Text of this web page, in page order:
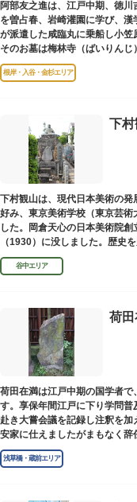
阿部友之進は、江戸中期、徳
を曽占春、岩崎灌園に学び、
が派遣した咸臨丸に乗船し小笠
そのお墓は梅林寺（ばいりん
年指定)。
根岸・入谷・金杉エリア
下
下村観山は、現代日本美術の
好み、東京美術学校（東京芸
した。岡倉天心の日本美術院
（1930）に没しました。歴史
表作です。お墓は安立寺（あん
谷中エリア
荷
荷田在満は江戸中期の国学者
す。享保年間江戸に下り学問
赴き大嘗会議を記録し注釈を
安家に仕えましたがまもなく
した。お墓は金竜寺（きんりゅ
浅草橋・蔵前エリア